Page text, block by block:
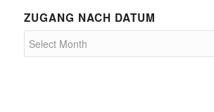
ZUGANG NACH DATUM